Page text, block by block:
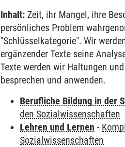
Inhalt: Zeit, ihr Mangel, ihre
persönliches Problem
"Schlüsselkategorie". Wir
ergänzender Texte seine
Texte werden wir Haltungen
besprechen und anwenden.
Berufliche Bildung in der
den Sozialwissenschaften
Lehren und Lernen -
Sozialwissenschaften